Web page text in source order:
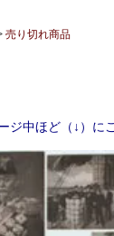
売り切れ商品
ジ中ほど（↓）に